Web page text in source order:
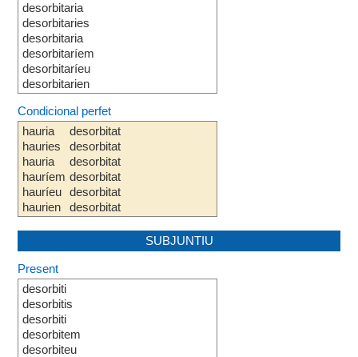
desorbitaria
desorbitaries
desorbitaria
desorbitaríem
desorbitaríeu
desorbitarien
Condicional perfet
hauria
hauries
hauria
hauríem
hauríeu
haurien
desorbitat
desorbitat
desorbitat
desorbitat
desorbitat
desorbitat
SUBJUNTIU
Present
desorbiti
desorbitis
desorbiti
desorbitem
desorbiteu